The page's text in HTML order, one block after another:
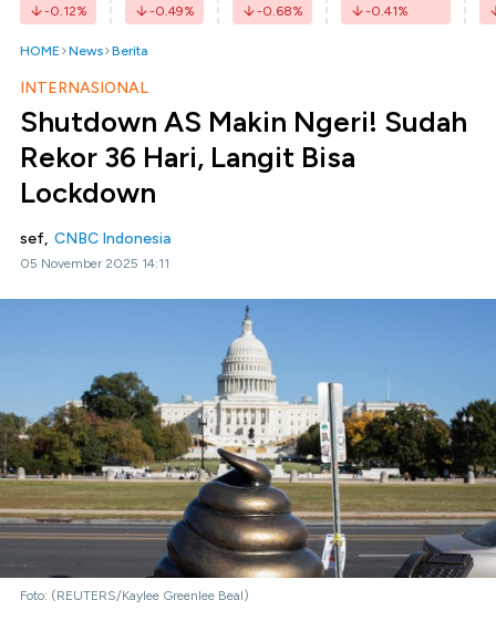
-0.12% -0.49% -0.68% -0.41%
HOME News Berita
INTERNASIONAL
Shutdown AS Makin Ngeri! Sudah
Rekor 36 Hari, Langit Bisa
Lockdown
sef, CNBC Indonesia
05 November 2025 14:11
Foto: (REUTERS/Kaylee Greenlee Beal)